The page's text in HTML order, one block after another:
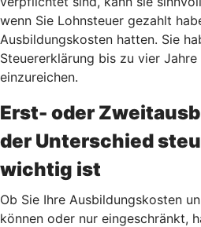
wenn Sie Lohnsteuer gezahlt
Ausbildungskosten hatten. Sie
Steuererklärung bis zu vier
einzureichen.
Erst- oder
der Unterschied
wichtig ist
Ob Sie Ihre Ausbildungskosten
können oder nur eingeschränkt,